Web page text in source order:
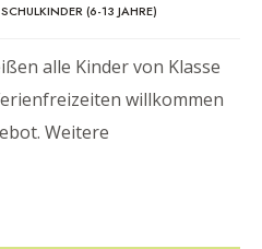
SCHULKINDER (6-13 JAHRE)
alle Kinder von Klasse
willkommen
Weitere